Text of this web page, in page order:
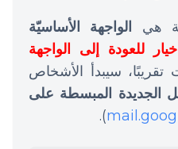
هي الواجهة الأساسيّة
للعودة إلى الواجهة
سيبدأ الأشخاص
الجديدة المبسطة على
).